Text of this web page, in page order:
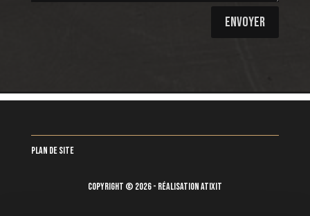
ENVOYER
Plan de site
Copyright © 2026 - Réalisation Atixit